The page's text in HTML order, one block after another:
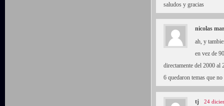
saludos y gracias
nicolas
ah, y
en vez de
directamente del 2000 al
6 quedaron temas que
tj 24